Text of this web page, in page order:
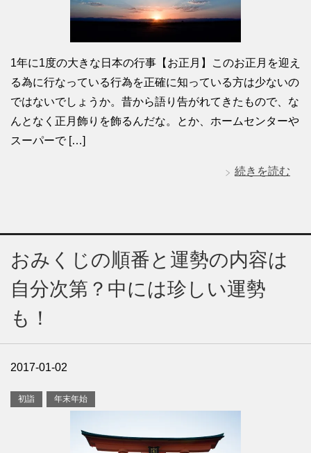
1年に1度の大きな日本の行事【お正月】このお正月を迎え
る為に行なっている行為を正確に知っている方は少ないの
ではないでしょうか。昔から語り告がれてきたもので、な
んとなく正月飾りを飾るんだな。とか、ホームセンターや
スーパーで […]
続きを読む
おみくじの順番と運勢の内容は
自分次第？中には珍しい運勢
も！
2017-01-02
初詣 年末年始